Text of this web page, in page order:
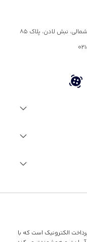
نبش لادن، پلاک ۸۵
الکترونیک است که با